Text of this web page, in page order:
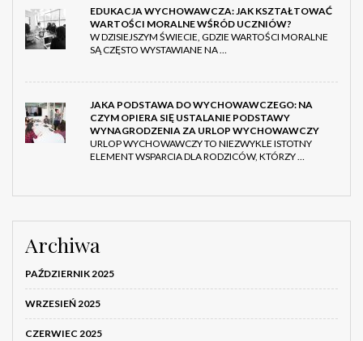
EDUKACJA WYCHOWAWCZA: JAK KSZTAŁTOWAĆ
WARTOŚCI MORALNE WŚRÓD UCZNIÓW?
W DZISIEJSZYM ŚWIECIE, GDZIE WARTOŚCI MORALNE
SĄ CZĘSTO WYSTAWIANE NA …
JAKA PODSTAWA DO WYCHOWAWCZEGO: NA
CZYM OPIERA SIĘ USTALANIE PODSTAWY
WYNAGRODZENIA ZA URLOP WYCHOWAWCZY
URLOP WYCHOWAWCZY TO NIEZWYKLE ISTOTNY
ELEMENT WSPARCIA DLA RODZICÓW, KTÓRZY …
Archiwa
PAŹDZIERNIK 2025
WRZESIEŃ 2025
CZERWIEC 2025